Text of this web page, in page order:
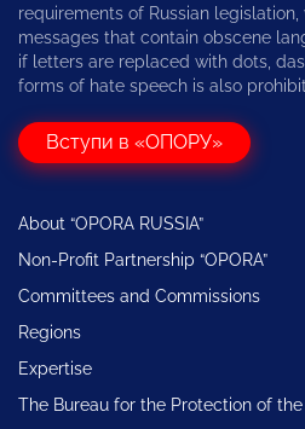
requirements of Russian
messages that contain obscene
if letters are replaced with dots,
forms of hate speech is also
Вступи в «ОПОРУ»
About “OPORA RUSSIA”
Non-Profit Partnership “OPORA”
Committees and Commissions
Regions
Expertise
The Bureau for the Protection of